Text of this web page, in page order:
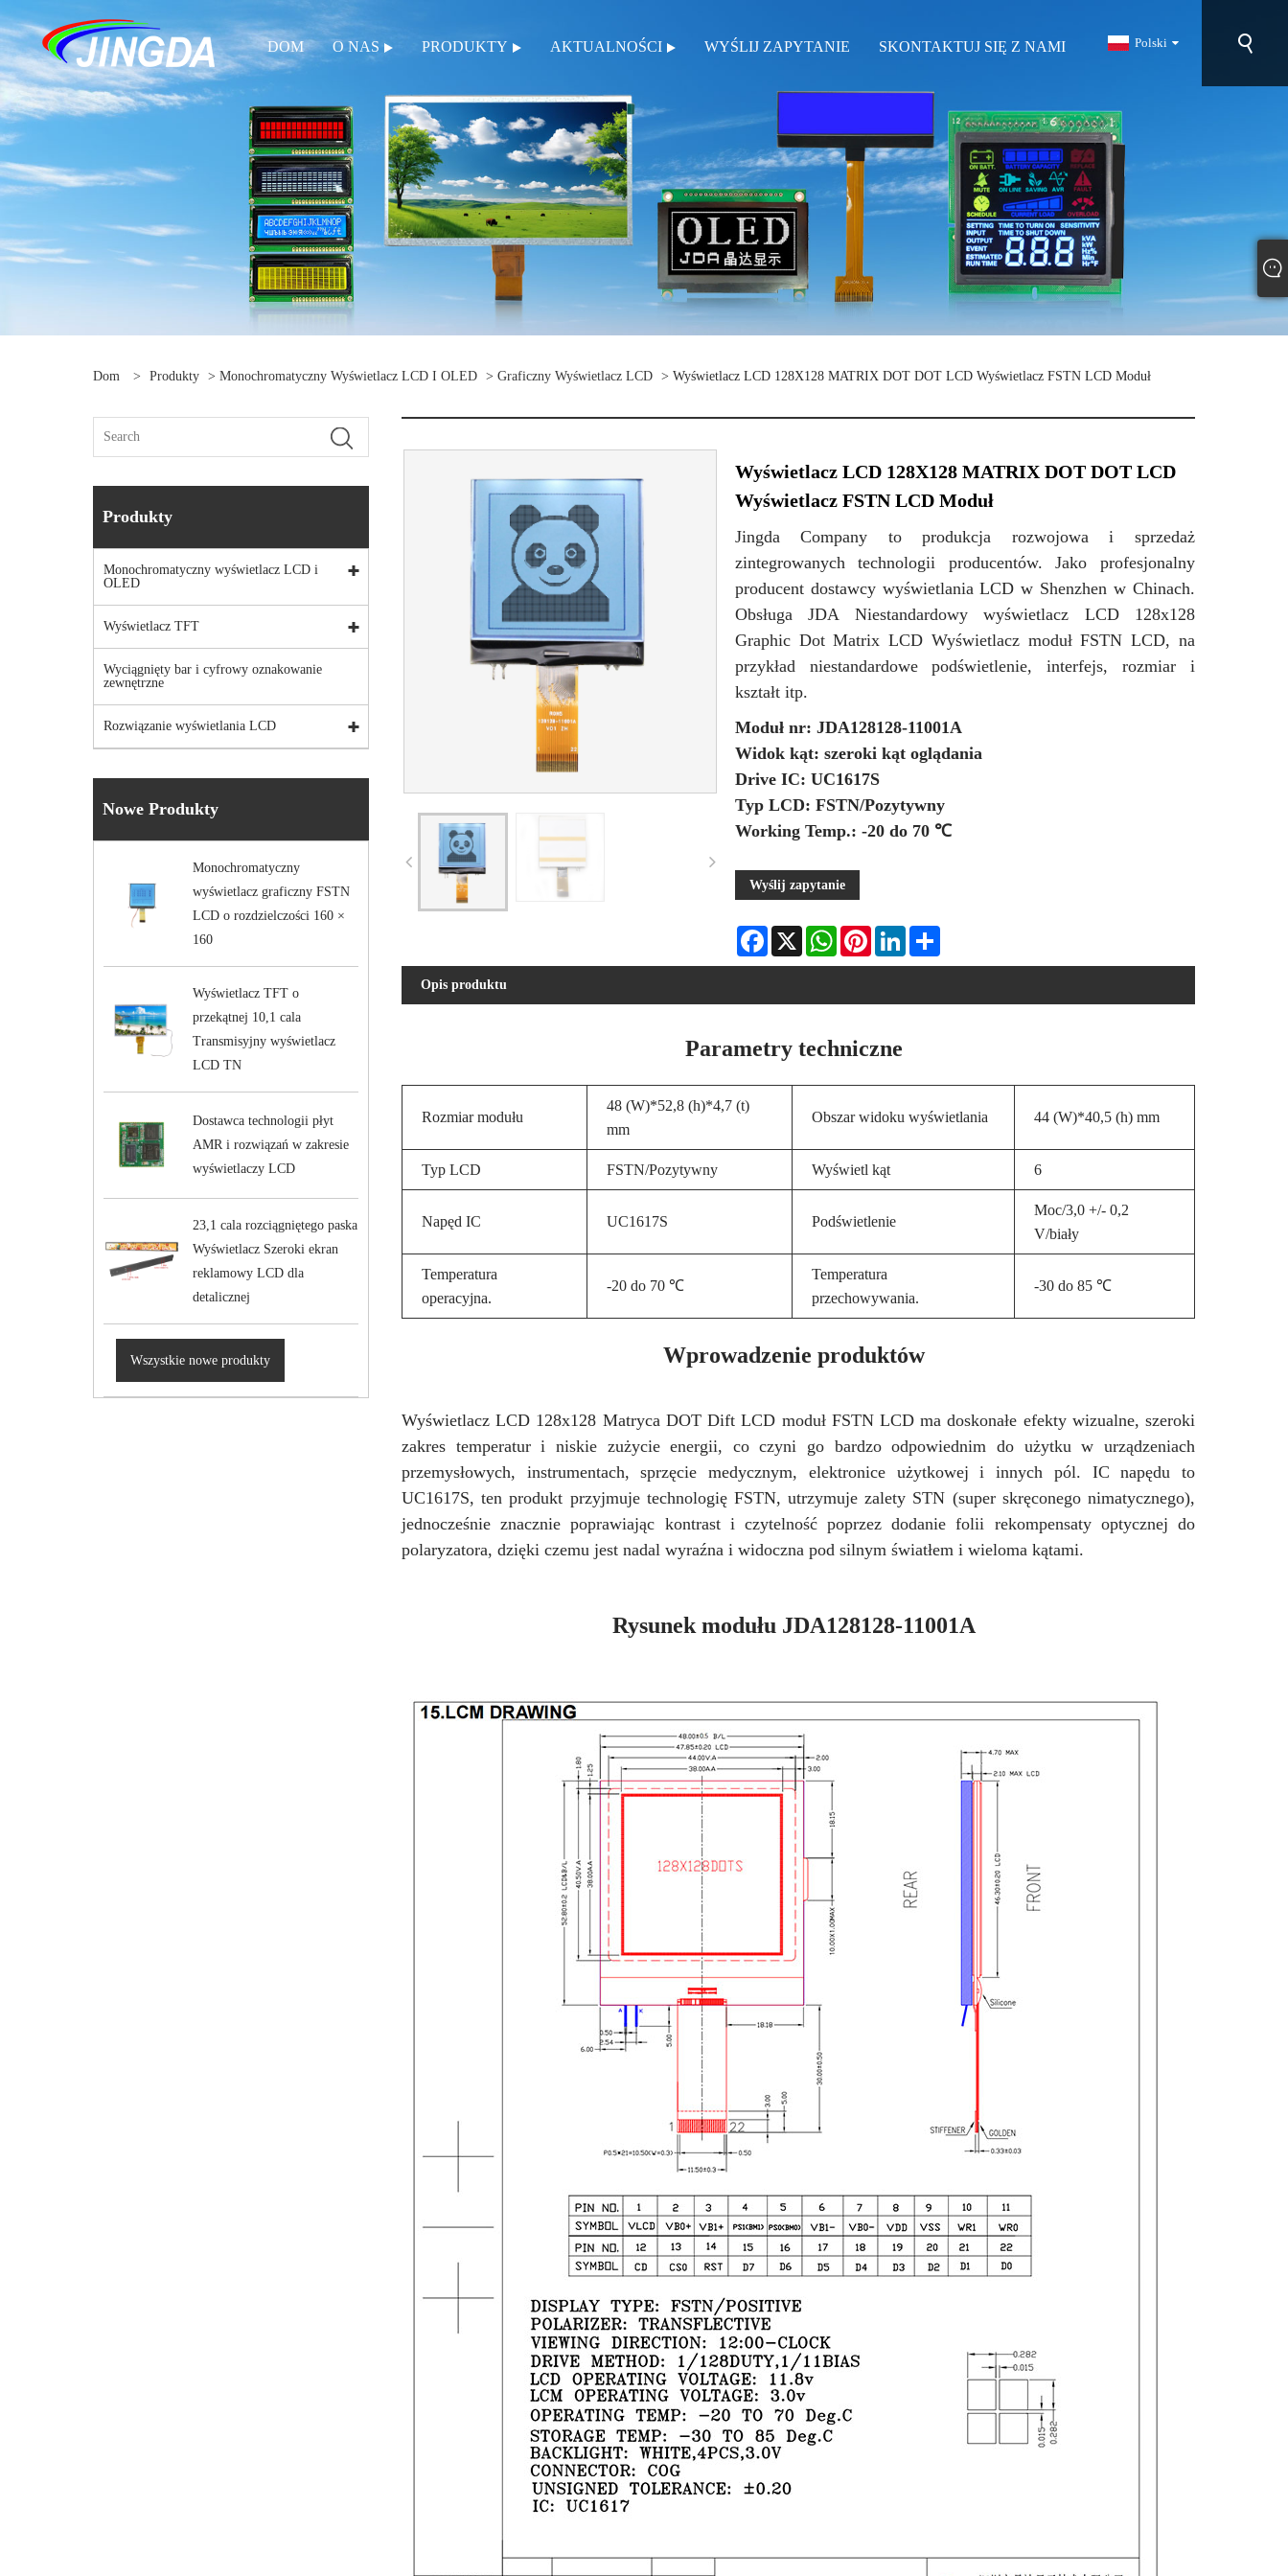
DOM O NAS PRODUKTY AKTUALNOŚCI WYŚLIJ ZAPYTANIE SKONTAKTUJ SIĘ Z NAMI Polski
Dom > Produkty > Monochromatyczny Wyświetlacz LCD I OLED > Graficzny Wyświetlacz LCD > Wyświetlacz LCD 128X128 MATRIX DOT DOT LCD Wyświetlacz FSTN LCD Moduł
Produkty
Monochromatyczny wyświetlacz LCD i
OLED
Wyświetlacz TFT
Wyciągnięty bar i cyfrowy oznakowanie
zewnętrzne
Rozwiązanie wyświetlania LCD
Nowe Produkty
Monochromatyczny
wyświetlacz graficzny FSTN
LCD o rozdzielczości 160 ×
160
Wyświetlacz TFT o
przekątnej 10,1 cala
Transmisyjny wyświetlacz
LCD TN
Dostawca technologii płyt
AMR i rozwiązań w zakresie
wyświetlaczy LCD
23,1 cala rozciągniętego paska
Wyświetlacz Szeroki ekran
reklamowy LCD dla
detalicznej
Wszystkie nowe produkty
Wyświetlacz LCD 128X128 MATRIX DOT DOT LCD
Wyświetlacz FSTN LCD Moduł
Jingda Company to produkcja rozwojowa i sprzedaż
zintegrowanych technologii producentów. Jako profesjonalny
producent dostawcy wyświetlania LCD w Shenzhen w Chinach.
Obsługa JDA Niestandardowy wyświetlacz LCD 128x128
Graphic Dot Matrix LCD Wyświetlacz moduł FSTN LCD, na
przykład niestandardowe podświetlenie, interfejs, rozmiar i
kształt itp.
Moduł nr: JDA128128-11001A
Widok kąt: szeroki kąt oglądania
Drive IC: UC1617S
Typ LCD: FSTN/Pozytywny
Working Temp.: -20 do 70 ℃
Wyślij zapytanie
Facebook
X WhatsAppPinterestLinkedInShare
Opis produktu
Parametry techniczne
Rozmiar modułu
48 (W)*52,8 (h)*4,7 (t)
mm
Obszar widoku wyświetlania 44 (W)*40,5 (h) mm
Typ LCD FSTN/Pozytywny Wyświetl kąt 6
Napęd IC UC1617S Podświetlenie
Moc/3,0 +/- 0,2
V/biały
Temperatura
operacyjna.
-20 do 70 ℃
Temperatura
przechowywania.
-30 do 85 ℃
Wprowadzenie produktów
Wyświetlacz LCD 128x128 Matryca DOT Dift LCD moduł FSTN LCD ma doskonałe efekty wizualne, szeroki
zakres temperatur i niskie zużycie energii, co czyni go bardzo odpowiednim do użytku w urządzeniach
przemysłowych, instrumentach, sprzęcie medycznym, elektronice użytkowej i innych pól. IC napędu to
UC1617S, ten produkt przyjmuje technologię FSTN, utrzymuje zalety STN (super skręconego nimatycznego),
jednocześnie znacznie poprawiając kontrast i czytelność poprzez dodanie folii rekompensaty optycznej do
polaryzatora, dzięki czemu jest nadal wyraźna i widoczna pod silnym światłem i wieloma kątami.
Rysunek modułu JDA128128-11001A